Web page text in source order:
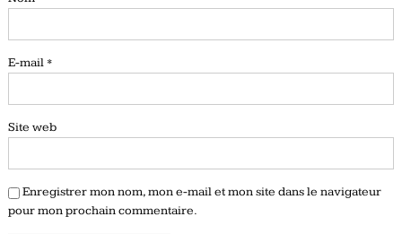
E-mail *
Site web
Enregistrer mon nom, mon e-mail et mon site dans le navigateur
pour mon prochain commentaire.